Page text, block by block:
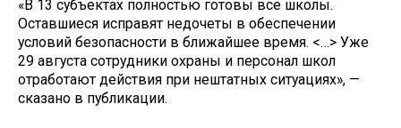
«В 13 субъектах полностью готовы все школы.
Оставшиеся исправят недочеты в обеспечении
условий безопасности в ближайшее время. <…> Уже
29 августа сотрудники охраны и персонал школ
отработают действия при нештатных ситуациях», —
сказано в публикации.